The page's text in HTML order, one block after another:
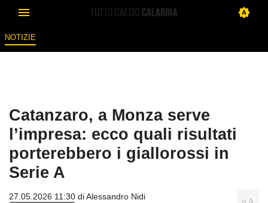
NOTIZIE
Catanzaro, a Monza serve
l’impresa: ecco quali risultati
porterebbero i giallorossi in
Serie A
27.05.2026 11:30 diAlessandro Nidi